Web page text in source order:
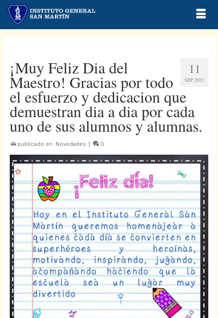
11
SEP 2021
¡Muy Feliz Dia del
Maestro! Gracias por todo
el esfuerzo y dedicacion que
demuestran dia a dia por cada
uno de sus alumnos y alumnas.
publicado en: Novedades 0